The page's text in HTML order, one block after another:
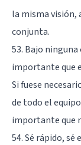
la misma
conjunta.
53. Bajo
importante que
Si fuese
de todo el
importante que
54. Sé rápido,